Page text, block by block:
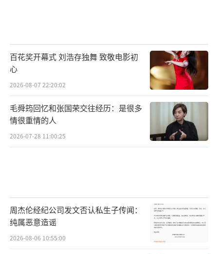
百花奖开幕式 刘浩存独舞 致敬电影初
心
2026-08-07 22:20:02
毛舜筠回忆和张国荣交往经历：是很多
情很重情的人
2026-07-28 11:00:25
周杰伦经纪公司发文否认私生子传闻：
纯属恶意造谣
2026-08-06 10:55:00